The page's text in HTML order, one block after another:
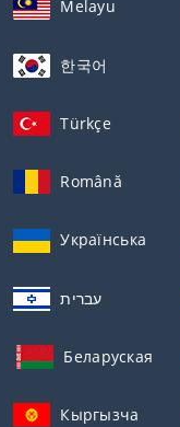
Melayu
한국어
Türkçe
Română
Українська
עברית
Беларуская
Кыргызча